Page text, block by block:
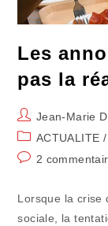
Les
pas la
Auteur/autrice
de
publication :
Jean-Marie
Post
category:
ACTUALITE /
Commentaires
publication :
2
Lorsque la crise
sociale, la